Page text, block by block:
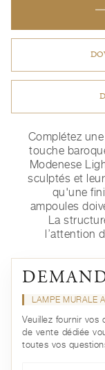
Complétez
touche
Modenese
sculptés et
qu'une
ampoules
La
l’attention
LAMPE MURALE
Veuillez fournir
de vente dédiée
toutes vos